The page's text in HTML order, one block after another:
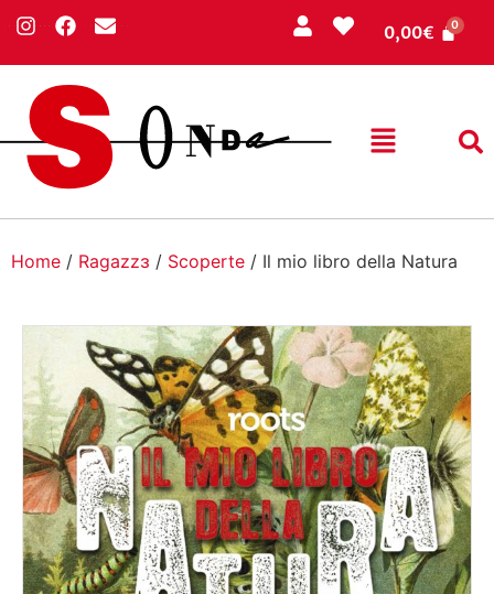
0,00€
Home / Ragazzɜ / Scoperte / Il mio libro della Natura